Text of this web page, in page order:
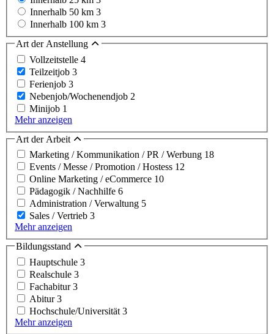
Innerhalb 50 km 3
Innerhalb 100 km 3
Art der Anstellung
Vollzeitstelle 4
Teilzeitjob 3
Ferienjob 3
Nebenjob/Wochenendjob 2
Minijob 1
Mehr anzeigen
Art der Arbeit
Marketing / Kommunikation / PR / Werbung 18
Events / Messe / Promotion / Hostess 12
Online Marketing / eCommerce 10
Pädagogik / Nachhilfe 6
Administration / Verwaltung 5
Sales / Vertrieb 3
Mehr anzeigen
Bildungsstand
Hauptschule 3
Realschule 3
Fachabitur3
Abitur3
Hochschule/Universität 3
Mehr anzeigen